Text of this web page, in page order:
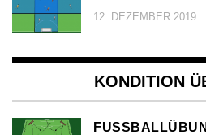
12. DEZEMBER 2019
KONDITION